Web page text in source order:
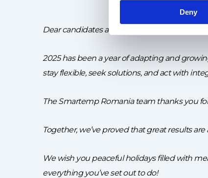
Deny
Dear candidates and business partners,
2025 has been a year of adapting and
stay flexible, seek solutions, and act with
The Smartemp Romania team thanks you
Together, we’ve proved that great results
We wish you peaceful holidays filled with
everything you’ve set out to do!